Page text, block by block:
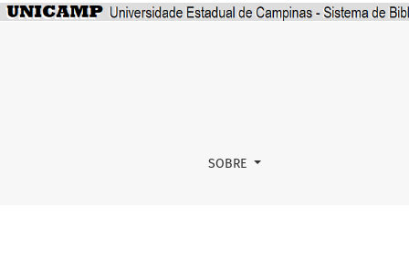
SOBRE